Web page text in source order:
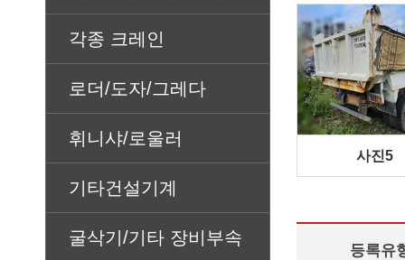
각종 크레인
로더/도자/그레다
휘니샤/로울러
기타건설기계
굴삭기/기타 장비부속
사진5
등록유